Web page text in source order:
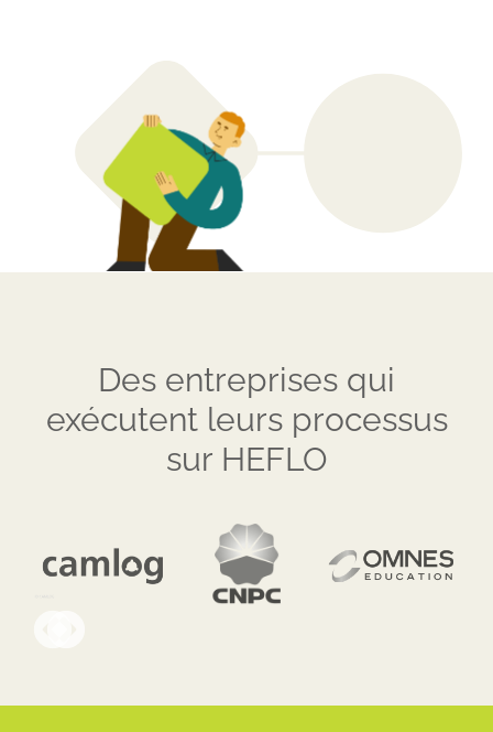
Des entreprises qui
exécutent leurs processus
sur HEFLO